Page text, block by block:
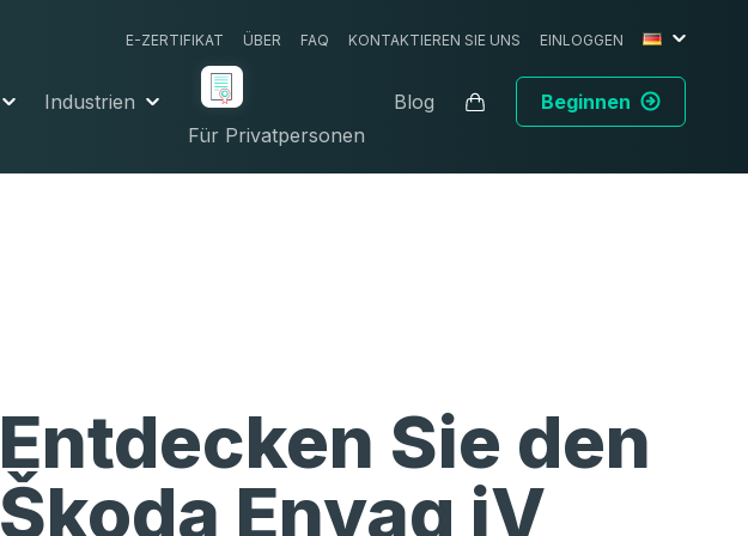
E-ZERTIFIKAT ÜBER FAQ KONTAKTIEREN SIE UNS EINLOGGEN
Industrien
Für Privatpersonen
Blog Beginnen
Entdecken Sie den
Škoda Enyaq iV